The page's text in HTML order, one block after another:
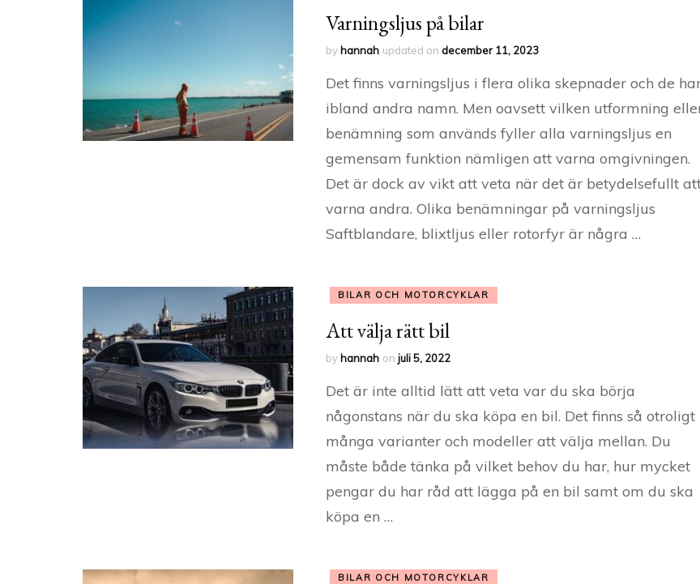
Varningsljus på bilar
by hannah updated on december 11, 2023
Det finns varningsljus i flera olika skepnader och de
ibland andra namn. Men oavsett vilken utformning
benämning som används fyller alla varningsljus en
gemensam funktion nämligen att varna omgivningen.
Det är dock av vikt att veta när det är betydelsefullt
varna andra. Olika benämningar på varningsljus
Saftblandare, blixtljus eller rotorfyr är några …
BILAR OCH MOTORCYKLAR
Att välja rätt bil
by hannah on juli 5, 2022
Det är inte alltid lätt att veta var du ska börja
någonstans när du ska köpa en bil. Det finns så otroligt
många varianter och modeller att välja mellan. Du
måste både tänka på vilket behov du har, hur mycket
pengar du har råd att lägga på en bil samt om du ska
köpa en …
BILAR OCH MOTORCYKLAR